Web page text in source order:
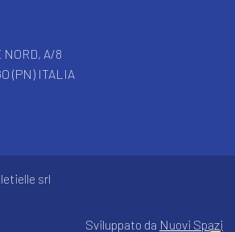
A/8
(PN) ITALIA
srl
Sviluppato da Nuovi Spazi